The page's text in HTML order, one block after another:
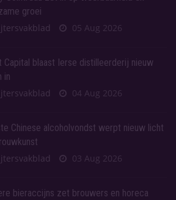
groei
05 Aug 2026
Capital blaast Ierse distilleerderij nieuw
in
04 Aug 2026
Chinese alcoholvondst werpt nieuw licht
03 Aug 2026
bieraccijns zet brouwers en horeca